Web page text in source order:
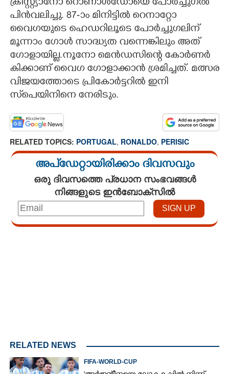
ക്രിസ്റ്റ്യാനോ റൊണാൾഡോയെ പോർച്ചുഗൽ
പിൻവലിച്ചു. 87-ാം മിനിട്ടിൽ റെനാറ്റോ
വൈഗയുടെ ഹെഡറിലൂടെ പോർച്ചുഗലിന്
മൂന്നാം ഗോൾ സാദ്ധ്യത വന്നെങ്കിലും അത്
ഗോളായില്ല.നൂനോ മെൻഡസിന്റെ കോർണർ
കിക്കാണ് വൈഗ ഗോളാക്കാൻ ശ്രമിച്ചത്. മത്സര
വിജയത്തോടെ പ്രികോർട്ടറിൽ ഇനി
സ്‌പെയിനിനെ നേരിടും.
RELATED TOPICS: PORTUGAL, RONALDO, PERISIC
അപ്ഡേറ്റായിരിക്കാം ദിവസവും
ഒരു ദിവസത്തെ പ്രധാന സംഭവങ്ങൾ
നിങ്ങളുടെ ഇൻബോക്സിൽ
RELATED NEWS
FIFA-WORLD-CUP